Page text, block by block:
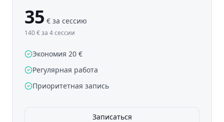
35 € за сессию
140 € за 4 сессии
Экономия 20 €
Регулярная работа
Приоритетная запись
Записаться